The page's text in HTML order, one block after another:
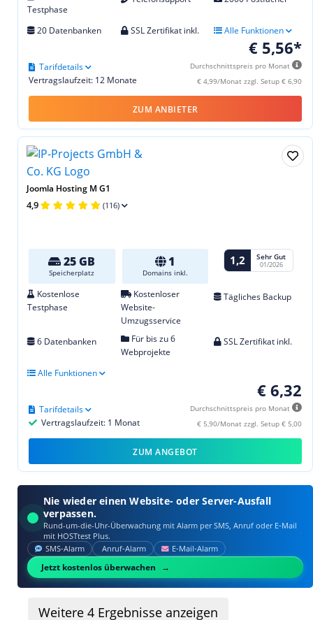
Testphase
20 Datenbanken SSL Zertifikat inkl. Alle Funktionen
€ 5,56*
Durchschnittspreis pro Monat
€ 4,99/Monat zzgl. Setup € 6,90
Vertragslaufzeit: 12 Monate
Tarifdetails
ZUM ANBIETER
Joomla Hosting M G1
4,9 (116)
25 GB
Speicherplatz
1
Domains inkl.
1,2 Sehr Gut
01/2026
Kostenlose
Testphase
Kostenloser
Website-
Umzugsservice
Tägliches Backup
6 Datenbanken
Für bis zu 6
Webprojekte
SSL Zertifikat inkl.
Alle Funktionen
€ 6,32
Durchschnittspreis pro Monat
€ 5,90/Monat zzgl. Setup € 5,00
Vertragslaufzeit: 1 Monat
Tarifdetails
ZUM ANGEBOT
Nie wieder einen Website- oder Server-Ausfall
verpassen.
Rund-um-die-Uhr-Überwachung mit Alarm per SMS, Anruf oder E‑Mail
mit HOSTtest Plus.
SMS‑Alarm Anruf‑Alarm E‑Mail‑Alarm
Jetzt kostenlos überwachen
Weitere 4 Ergebnisse anzeigen